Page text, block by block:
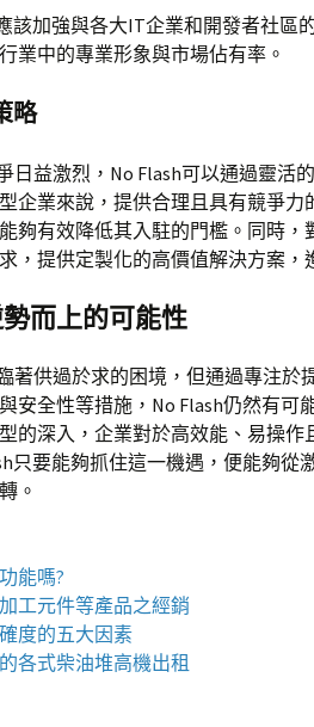
該加強與各大IT企業和開發者社區
業中的專業形象與市場佔有率。
略
日益激烈，No Flash可以通過靈活
企業來說，提供合理且具有競爭
夠有效降低其入駐的門檻。同時，
，提供定製化的高價值解決方案，
而上的可能性
著供過於求的困境，但通過專注於
安全性等措施，No Flash仍然有可
的深入，企業對於高效能、易操作
只要能夠抓住這一機遇，便能夠從
。
能嗎?
工元件等產品之經銷
度的五大因素
各式柴油堆高機出租